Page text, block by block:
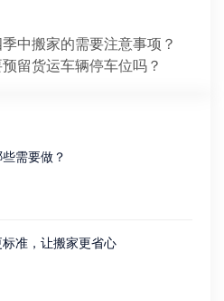
中搬家的需要注意事项？
留货运车辆停车位吗？
需要做？
准，让搬家更省心